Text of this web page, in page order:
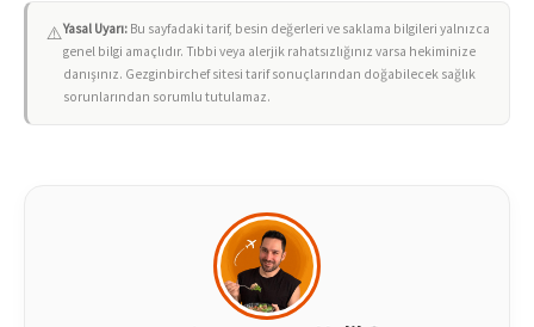
⚠️Yasal Uyarı: Bu sayfadaki tarif, besin değerleri ve saklama bilgileri yalnızca
genel bilgi amaçlıdır. Tıbbi veya alerjik rahatsızlığınız varsa hekiminize
danışınız. Gezginbirchef sitesi tarif sonuçlarından doğabilecek sağlık
sorunlarından sorumlu tutulamaz.